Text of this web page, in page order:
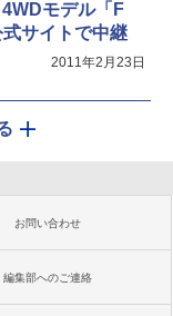
モデル「F
サイトで中継
2011年2月23日
お問い合わせ
編集部へのご連絡